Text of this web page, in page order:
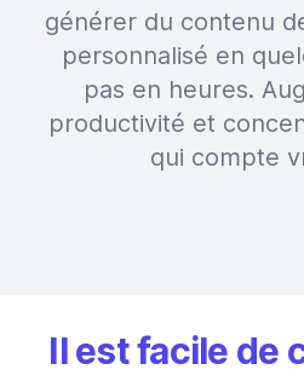
générer du contenu
personnalisé en
pas en heures.
productivité et
qui compte
Il est facile de